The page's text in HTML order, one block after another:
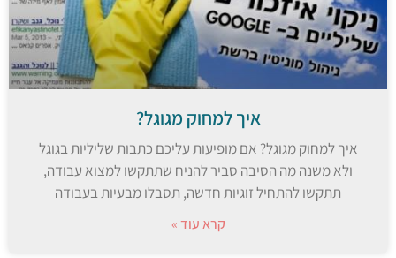
איך למחוק מגוגל?
איך למחוק מגוגל? אם מופיעות עליכם כתבות שליליות בגוגל
ולא משנה מה הסיבה סביר להניח שתתקשו למצוא עבודה,
תתקשו להתחיל זוגיות חדשה, תסבלו מבעיות בעבודה
קרא עוד »